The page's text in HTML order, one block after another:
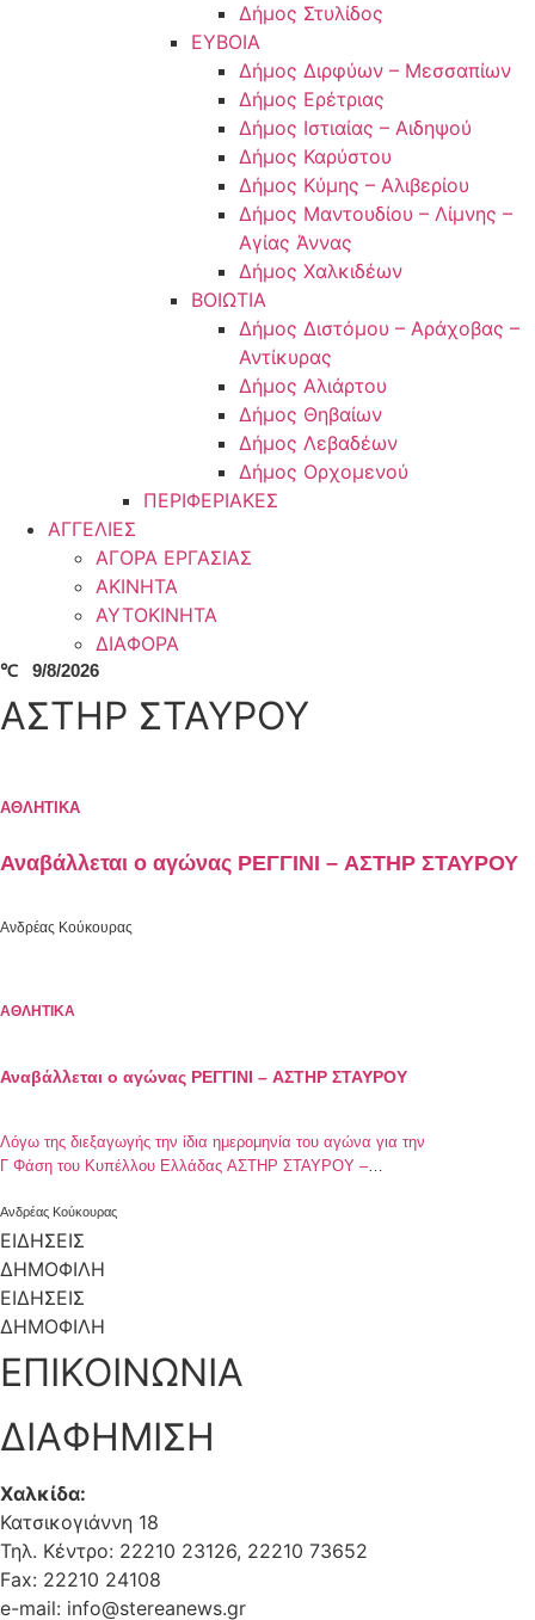
Δήμος Στυλίδος
ΕΥΒΟΙΑ
Δήμος Διρφύων – Μεσσαπίων
Δήμος Ερέτριας
Δήμος Ιστιαίας – Αιδηψού
Δήμος Καρύστου
Δήμος Κύμης – Αλιβερίου
Δήμος Μαντουδίου – Λίμνης –
Αγίας Άννας
Δήμος Χαλκιδέων
ΒΟΙΩΤΙΑ
Δήμος Διστόμου – Αράχοβας –
Αντίκυρας
Δήμος Αλιάρτου
Δήμος Θηβαίων
Δήμος Λεβαδέων
Δήμος Ορχομενού
ΠΕΡΙΦΕΡΙΑΚΕΣ
ΑΓΓΕΛΙΕΣ
ΑΓΟΡΑ ΕΡΓΑΣΙΑΣ
ΑΚΙΝΗΤΑ
ΑΥΤΟΚΙΝΗΤΑ
ΔΙΑΦΟΡΑ
℃ 9/8/2026
ΑΣΤΗΡ ΣΤΑΥΡΟΥ
ΑΘΛΗΤΙΚΑ
Αναβάλλεται ο αγώνας ΡΕΓΓΙΝΙ – ΑΣΤΗΡ ΣΤΑΥΡΟΥ
Ανδρέας Κούκουρας
ΑΘΛΗΤΙΚΑ
Αναβάλλεται ο αγώνας ΡΕΓΓΙΝΙ – ΑΣΤΗΡ ΣΤΑΥΡΟΥ
Λόγω της διεξαγωγής την ίδια ημερομηνία του αγώνα για την
Γ Φάση του Κυπέλλου Ελλάδας ΑΣΤΗΡ ΣΤΑΥΡΟΥ –
Ανδρέας Κούκουρας
ΕΙΔΗΣΕΙΣ
ΔΗΜΟΦΙΛΗ
ΕΙΔΗΣΕΙΣ
ΔΗΜΟΦΙΛΗ
ΕΠΙΚΟΙΝΩΝΙΑ
ΔΙΑΦΗΜΙΣΗ
Χαλκίδα:
Κατσικογιάννη 18
Τηλ. Κέντρο: 22210 23126, 22210 73652
Fax: 22210 24108
e-mail: info@stereanews.gr